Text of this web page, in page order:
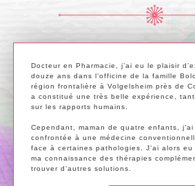
Docteur en Pharmacie, j’ai eu le plaisir
douze ans dans l’officine de la famille
région frontalière à Volgelsheim près de
a constitué une très belle expérience,
sur les rapports humains.
Supprimé !
Cependant, maman de quatre enfants,
confrontée à une médecine
face à certaines pathologies. J’ai alors
ma connaissance des thérapies
trouver d’autres solutions.